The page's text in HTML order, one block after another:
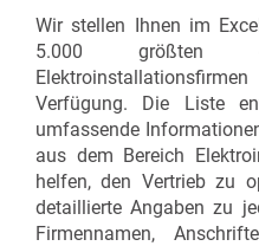
Wir stellen Ihnen im
5.000 größten
Verfügung. Die Liste
umfassende
aus dem Bereich
helfen, den Vertrieb zu
detaillierte Angaben zu
Firmennamen,